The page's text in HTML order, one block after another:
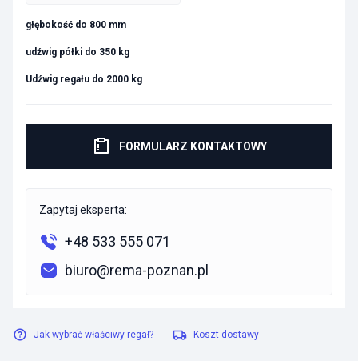
głębokość do 800 mm
udźwig półki do 350 kg
Udźwig regału do 2000 kg
FORMULARZ KONTAKTOWY
Zapytaj eksperta:
+48 533 555 071
biuro@rema-poznan.pl
Jak wybrać właściwy regał? Koszt dostawy